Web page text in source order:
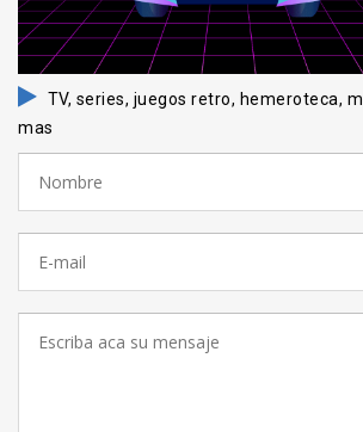
TV, series, juegos retro, hemeroteca,
mas